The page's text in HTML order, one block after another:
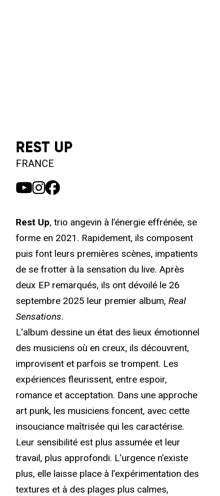
REST UP
FRANCE
Rest Up, trio angevin à l’énergie effrénée, se
forme en 2021. Rapidement, ils composent
puis font leurs premières scènes, impatients
de se frotter à la sensation du live. Après
deux EP remarqués, ils ont dévoilé le 26
septembre 2025 leur premier album, Real
Sensations.
L'album dessine un état des lieux émotionnel
des musiciens où en creux, ils découvrent,
improvisent et parfois se trompent. Les
expériences fleurissent, entre espoir,
romance et acceptation. Dans une approche
art punk, les musiciens foncent, avec cette
insouciance maîtrisée qui les caractérise.
Leur sensibilité est plus assumée et leur
travail, plus approfondi. L’urgence n’existe
plus, elle laisse place à l’expérimentation des
textures et à des plages plus calmes,